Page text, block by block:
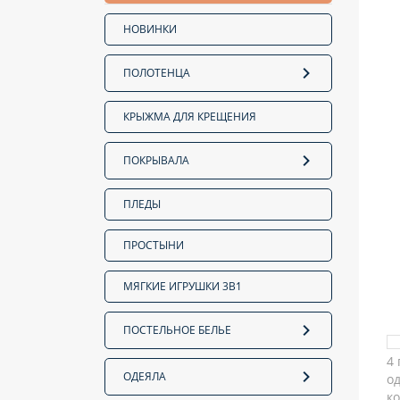
НОВИНКИ
ПОЛОТЕНЦА
КРЫЖМА ДЛЯ КРЕЩЕНИЯ
ПОКРЫВАЛА
ПЛЕДЫ
ПРОСТЫНИ
МЯГКИЕ ИГРУШКИ 3В1
ПОСТЕЛЬНОЕ БЕЛЬЕ
ОДЕЯЛА